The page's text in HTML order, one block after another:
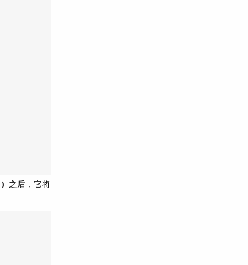
之后，它将